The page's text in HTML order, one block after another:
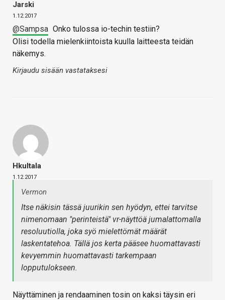
Jarski
1.12.2017
@Sampsa Onko tulossa io-techin testiin?
Olisi todella mielenkiintoista kuulla laitteesta teidän
näkemys.
Kirjaudu sisään vastataksesi
Hkultala
1.12.2017
Vermon
Itse näkisin tässä juurikin sen hyödyn, ettei tarvitse
nimenomaan "perinteistä" vr-näyttöä jumalattomalla
resoluutiolla, joka syö mielettömät määrät
laskentatehoa. Tällä jos kerta pääsee huomattavasti
kevyemmin huomattavasti tarkempaan
lopputulokseen.
Näyttäminen ja rendaaminen tosin on kaksi täysin eri